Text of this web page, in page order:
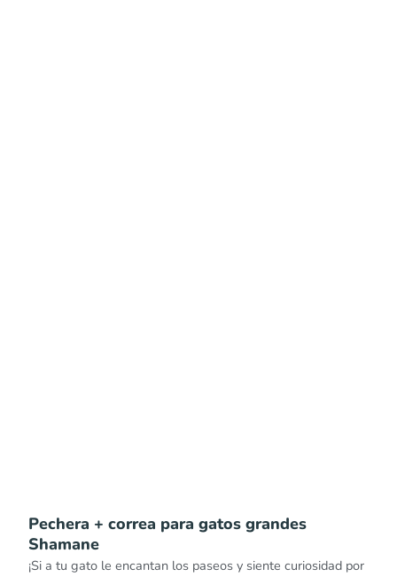
Pechera + correa para gatos grandes
Shamane
¡Si a tu gato le encantan los paseos y siente curiosidad por